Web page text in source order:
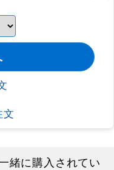
文
緒に購入されてい